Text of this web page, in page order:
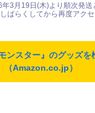
3月19日(木)より順次発送
ばらくしてから再度アク
ンスター』のグッズを
（Amazon.co.jp）